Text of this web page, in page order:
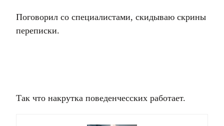
Поговорил со специалистами, скидываю скрины
переписки.
Так что накрутка поведенчесских работает.